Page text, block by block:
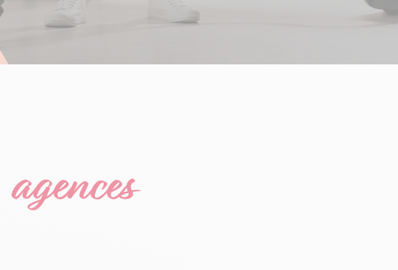
agences